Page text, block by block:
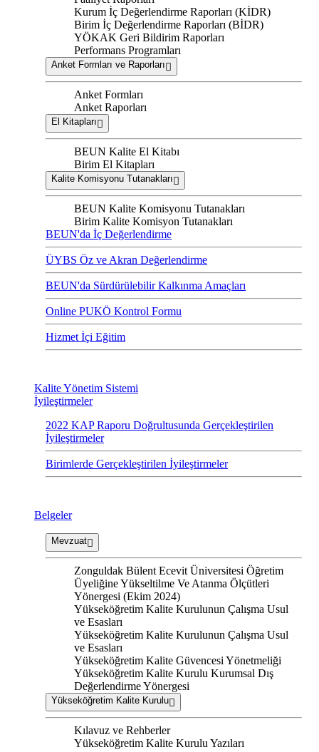
Kurum İç Değerlendirme Raporları (KİDR)
Birim İç Değerlendirme Raporları (BİDR)
YÖKAK Geri Bildirim Raporları
Performans Programları
Anket Formları ve Raporları
Anket Formları
Anket Raporları
El Kitapları
BEUN Kalite El Kitabı
Birim El Kitapları
Kalite Komisyonu Tutanakları
BEUN Kalite Komisyonu Tutanakları
Birim Kalite Komisyon Tutanakları
BEUN'da İç Değerlendirme
ÜYBS Öz ve Akran Değerlendirme
BEUN'da Sürdürülebilir Kalkınma Amaçları
Online PUKÖ Kontrol Formu
Hizmet İçi Eğitim
Kalite Yönetim Sistemi
İyileştirmeler
2022 KAP Raporu Doğrultusunda Gerçekleştirilen
İyileştirmeler
Birimlerde Gerçekleştirilen İyileştirmeler
Belgeler
Mevzuat
Zonguldak Bülent Ecevit Üniversitesi Öğretim
Üyeliğine Yükseltilme Ve Atanma Ölçütleri
Yönergesi (Ekim 2024)
Yükseköğretim Kalite Kurulunun Çalışma Usul
ve Esasları
Yükseköğretim Kalite Kurulunun Çalışma Usul
ve Esasları
Yükseköğretim Kalite Güvencesi Yönetmeliği
Yükseköğretim Kalite Kurulu Kurumsal Dış
Değerlendirme Yönergesi
Yükseköğretim Kalite Kurulu
Kılavuz ve Rehberler
Yükseköğretim Kalite Kurulu Yazıları